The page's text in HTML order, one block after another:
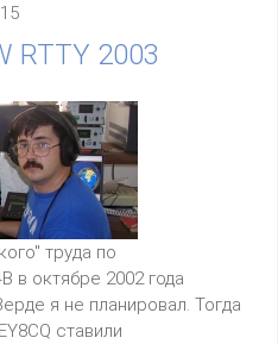
RTTY 2003
труда по
в октябре 2002 года
я не планировал. Тогда
ставили